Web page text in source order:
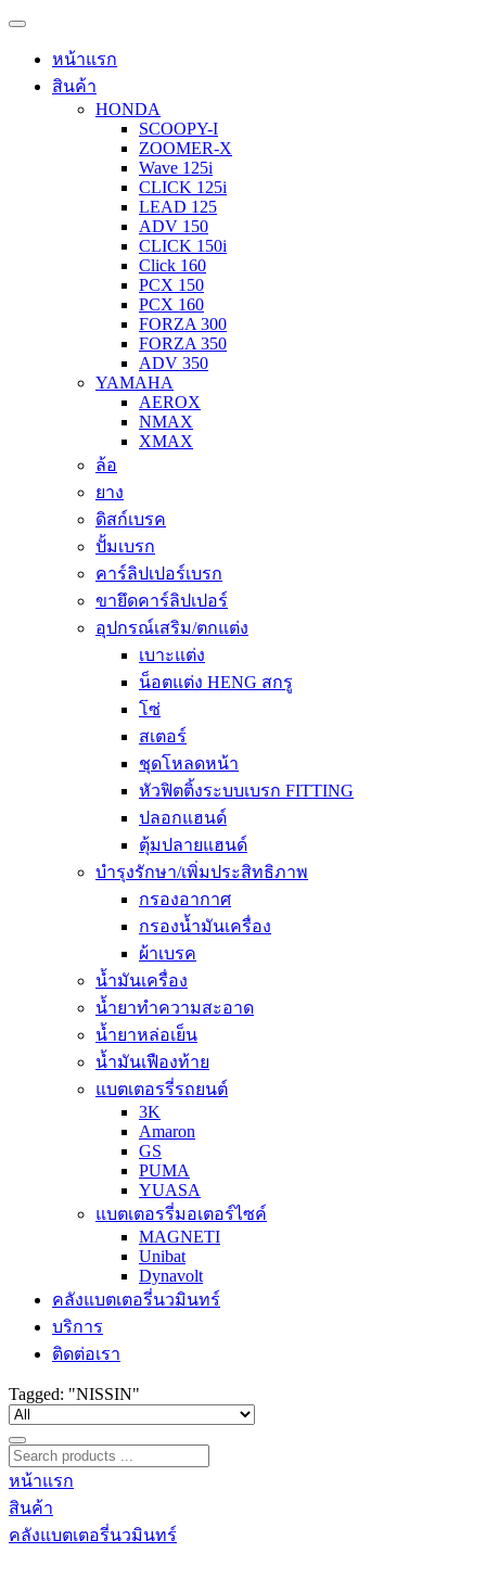
หน้าแรก
สินค้า
HONDA
SCOOPY-I
ZOOMER-X
Wave 125i
CLICK 125i
LEAD 125
ADV 150
CLICK 150i
Click 160
PCX 150
PCX 160
FORZA 300
FORZA 350
ADV 350
YAMAHA
AEROX
NMAX
XMAX
ล้อ
ยาง
ดิสก์เบรค
ปั้มเบรก
คาร์ลิปเปอร์เบรก
ขายึดคาร์ลิปเปอร์
อุปกรณ์เสริม/ตกแต่ง
เบาะแต่ง
น็อตแต่ง HENG สกรู
โซ่
สเตอร์
ชุดโหลดหน้า
หัวฟิตติ้งระบบเบรก FITTING
ปลอกแฮนด์
ตุ้มปลายแฮนด์
บำรุงรักษา/เพิ่มประสิทธิภาพ
กรองอากาศ
กรองน้ำมันเครื่อง
ผ้าเบรค
น้ำมันเครื่อง
น้ำยาทำความสะอาด
น้ำยาหล่อเย็น
น้ำมันเฟืองท้าย
แบตเตอรรี่รถยนต์
3K
Amaron
GS
PUMA
YUASA
แบตเตอรรี่มอเตอร์ไซค์
MAGNETI
Unibat
Dynavolt
คลังแบตเตอรี่นวมินทร์
บริการ
ติดต่อเรา
Tagged: "NISSIN"
หน้าแรก
สินค้า
คลังแบตเตอรี่นวมินทร์